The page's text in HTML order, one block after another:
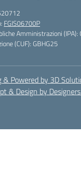
FGIS06700P
Amministrazioni (IPA):
(CUF): GBHG25
& Powered by 3D
& Design by